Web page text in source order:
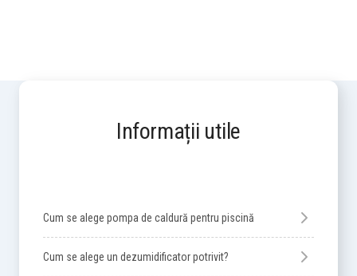
Informații utile
Cum se alege pompa de caldură pentru piscină
Cum se alege un dezumidificator potrivit?